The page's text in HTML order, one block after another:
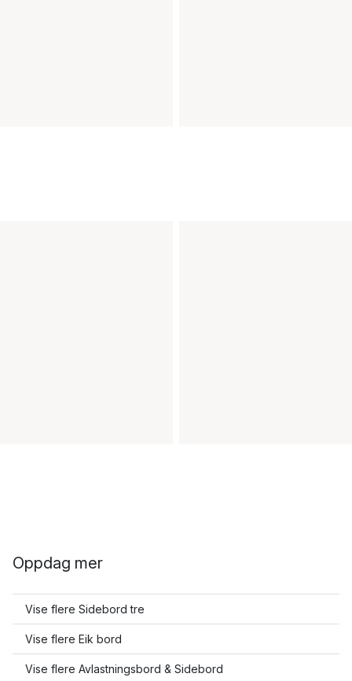
Oppdag mer
Vise flere Sidebord tre
Vise flere Eik bord
Vise flere Avlastningsbord & Sidebord